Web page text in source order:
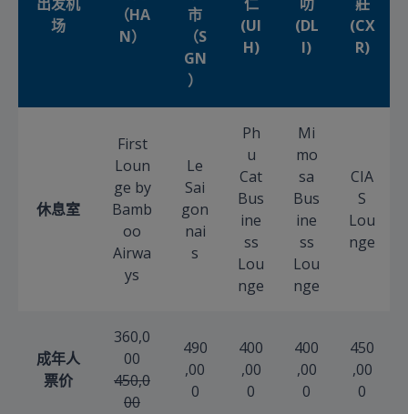
场
（HA
N）
市
（S
GN
）
(UI
H)
(DL
I)
(CX
R)
休息室
First
Loun
ge by
Bamb
oo
Airwa
ys
Le
Sai
gon
nai
s
Ph
u
Cat
Bus
ine
ss
Lou
nge
Mi
mo
sa
Bus
ine
ss
Lou
nge
CIA
S
Lou
nge
成年人
票价
360,0
00
450,0
00
490
,00
0
400
,00
0
400
,00
0
450
,00
0